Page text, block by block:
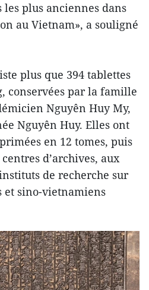
les plus anciennes dans
au Vietnam», a souligné
plus que 394 tablettes
conservées par la famille
Nguyên Huy My,
Nguyên Huy. Elles ont
en 12 tomes, puis
d’archives, aux
de recherche sur
et sino-vietnamiens